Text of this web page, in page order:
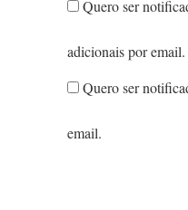
Quero ser
adicionais por email.
Quero ser
email.